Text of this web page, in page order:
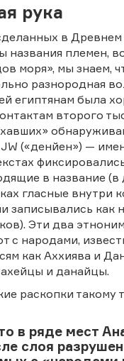
рука
в Древнем
названия племен,
моря», мы знаем,
разнородная
египтянам была
второго
(«денйен») —
в название (в
гласные внутри
записывались как
Эти два
с народами,
как Аххиява и
и данайцы.
раскопки такому
в ряде мест
слоя